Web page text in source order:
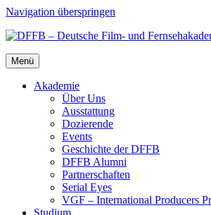
Navigation überspringen
Menü
Aka­de­mie
Über Uns
Aus­stat­tung
Dozie­ren­de
Events
Geschich­te der DFFB
DFFB Alum­ni
Part­ner­schaf­ten
Seri­al Eyes
VGF – Inter­na­tio­nal Pro­du­cers
Stu­di­um